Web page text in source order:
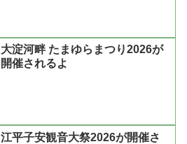
大淀河畔 たまゆらまつり2026が
開催されるよ
江平子安観音大祭2026が開催さ